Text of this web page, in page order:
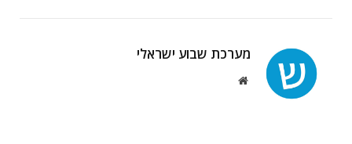
מערכת שבוע ישראלי
Website